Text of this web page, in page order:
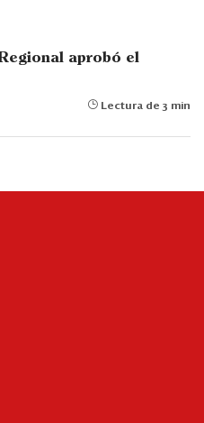
aprobó el
Lectura de 3 min